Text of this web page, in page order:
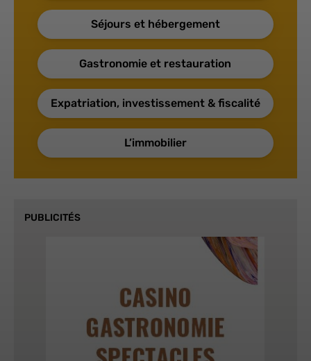
Séjours et hébergement
Gastronomie et restauration
Expatriation, investissement & fiscalité
L’immobilier
PUBLICITÉS